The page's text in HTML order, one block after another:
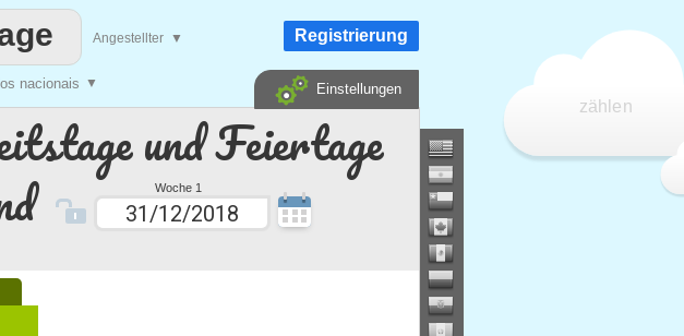
und Feiertage
Woche 1
zählen
nacionais ▼
Angestellter ▼ Registrierung
Einstellungen